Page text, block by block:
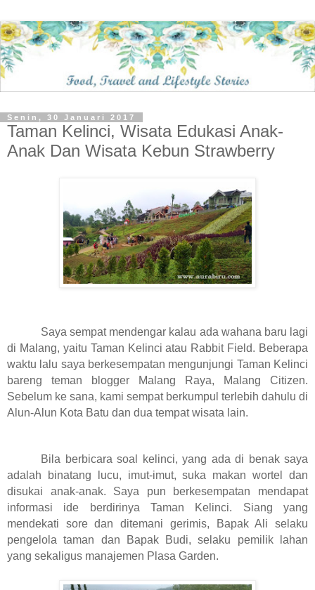
Senin, 30 Januari 2017
Taman Kelinci, Wisata Edukasi Anak-
Anak Dan Wisata Kebun Strawberry
Saya sempat mendengar kalau ada wahana baru lagi
di Malang, yaitu Taman Kelinci atau Rabbit Field. Beberapa
waktu lalu saya berkesempatan mengunjungi Taman Kelinci
bareng teman blogger Malang Raya, Malang Citizen.
Sebelum ke sana, kami sempat berkumpul terlebih dahulu di
Alun-Alun Kota Batu dan dua tempat wisata lain.
Bila berbicara soal kelinci, yang ada di benak saya
adalah binatang lucu, imut-imut, suka makan wortel dan
disukai anak-anak. Saya pun berkesempatan mendapat
informasi ide berdirinya Taman Kelinci. Siang yang
mendekati sore dan ditemani gerimis, Bapak Ali selaku
pengelola taman dan Bapak Budi, selaku pemilik lahan
yang sekaligus manajemen Plasa Garden.